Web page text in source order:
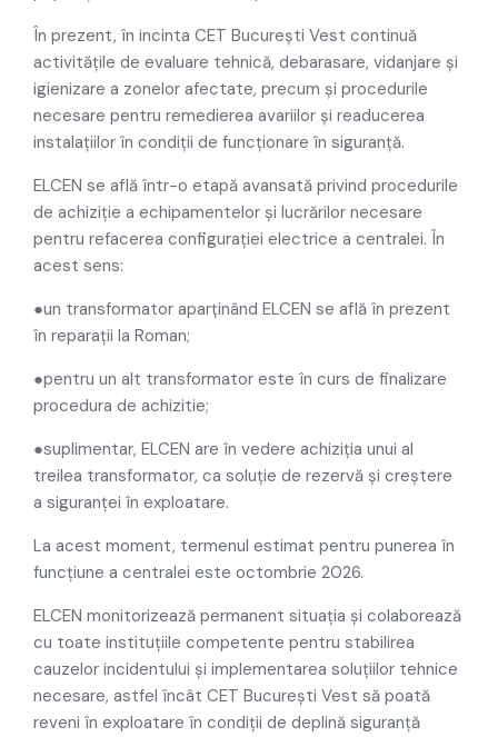
În prezent, în incinta CET București Vest continuă
activitățile de evaluare tehnică, debarasare, vidanjare și
igienizare a zonelor afectate, precum și procedurile
necesare pentru remedierea avariilor și readucerea
instalațiilor în condiții de funcționare în siguranță.
ELCEN se află într-o etapă avansată privind procedurile
de achiziție a echipamentelor și lucrărilor necesare
pentru refacerea configurației electrice a centralei. În
acest sens:
●un transformator aparținând ELCEN se află în prezent
în reparații la Roman;
●pentru un alt transformator este în curs de finalizare
procedura de achizitie;
●suplimentar, ELCEN are în vedere achiziția unui al
treilea transformator, ca soluție de rezervă și creștere
a siguranței în exploatare.
La acest moment, termenul estimat pentru punerea în
funcțiune a centralei este octombrie 2026.
ELCEN monitorizează permanent situația și colaborează
cu toate instituțiile competente pentru stabilirea
cauzelor incidentului și implementarea soluțiilor tehnice
necesare, astfel încât CET București Vest să poată
reveni în exploatare în condiții de deplină siguranță